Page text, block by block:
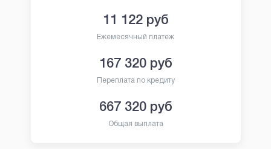
11 122руб
Ежемесячный платеж
167 320руб
Переплата по кредиту
667 320руб
Общая выплата